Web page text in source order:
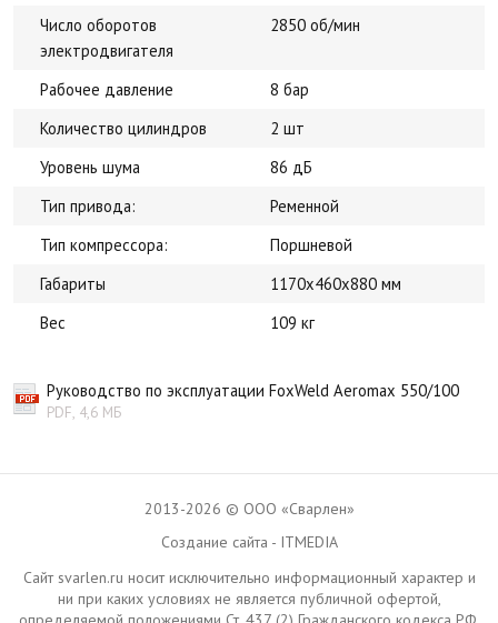
Число оборотов
электродвигателя
2850 об/мин
Рабочее давление
8 бар
Количество цилиндров
2 шт
Уровень шума
86 дБ
Тип привода:
Ременной
Тип компрессора:
Поршневой
Габариты
1170x460x880 мм
Вес
109 кг
Руководство по эксплуатации FoxWeld Aeromax 550/100
PDF, 4,6 МБ
2013-2026 © ООО «Сварлен»
Создание сайта - ITMEDIA
Сайт svarlen.ru носит исключительно информационный характер и
ни при каких условиях не является публичной офертой,